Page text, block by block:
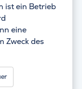
ist ein Betrieb
eine
Zweck des